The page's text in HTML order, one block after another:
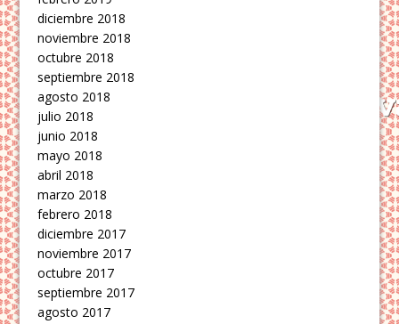
diciembre 2018
noviembre 2018
octubre 2018
septiembre 2018
agosto 2018
julio 2018
junio 2018
mayo 2018
abril 2018
marzo 2018
febrero 2018
diciembre 2017
noviembre 2017
octubre 2017
septiembre 2017
agosto 2017